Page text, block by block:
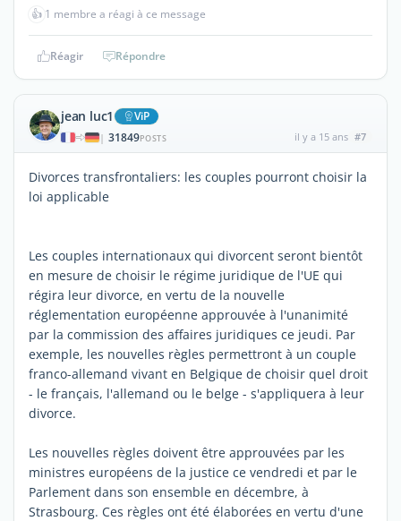
👍 1 membre a réagi à ce message
Réagir Répondre
jean luc1 ViP
| 31849POSTS il y a 15 ans #7
Divorces transfrontaliers: les couples pourront choisir la
loi applicable
Les couples internationaux qui divorcent seront bientôt
en mesure de choisir le régime juridique de l'UE qui
régira leur divorce, en vertu de la nouvelle
réglementation européenne approuvée à l'unanimité
par la commission des affaires juridiques ce jeudi. Par
exemple, les nouvelles règles permettront à un couple
franco-allemand vivant en Belgique de choisir quel droit
- le français, l'allemand ou le belge - s'appliquera à leur
divorce.
Les nouvelles règles doivent être approuvées par les
ministres européens de la justice ce vendredi et par le
Parlement dans son ensemble en décembre, à
Strasbourg. Ces règles ont été élaborées en vertu d'une